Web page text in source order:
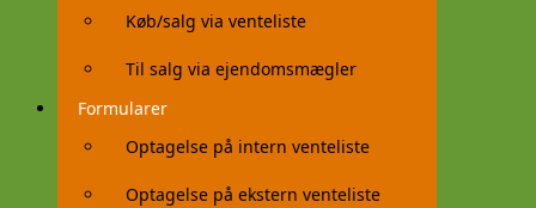
Køb/salg via venteliste
Til salg via ejendomsmægler
Formularer
Optagelse på intern venteliste
Optagelse på ekstern venteliste